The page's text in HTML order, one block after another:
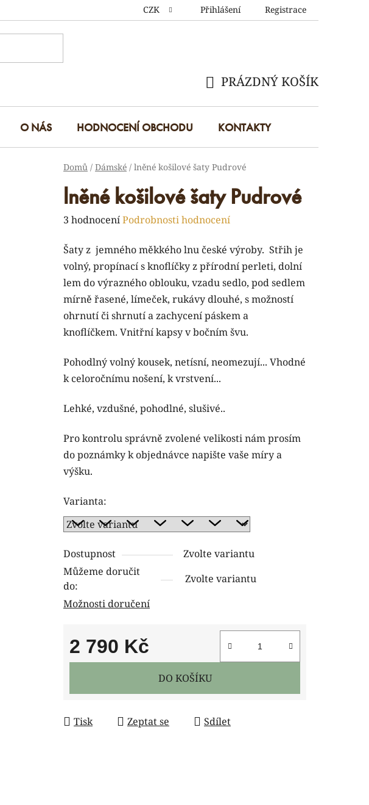
CZK Přihlášení Registrace
KOŠÍK
PRÁZDNÝ KOŠÍK
O NÁS HODNOCENÍ OBCHODU KONTAKTY
Domů / Dámské / lněné košilové šaty Pudrové
lněné košilové šaty Pudrové
Průměrné
produktu
je
5,0
z
5
hvězdiček.
3 hodnoceníPodrobnosti hodnocení
Šaty z jemného měkkého lnu české výroby. Střih je
volný, propínací s knoflíčky z přírodní perleti, dolní
lem do výrazného oblouku, vzadu sedlo, pod sedlem
mírně řasené, límeček, rukávy dlouhé, s možností
ohrnutí či shrnutí a zachycení páskem a
knoflíčkem. Vnitřní kapsy v bočním švu.
Pohodlný volný kousek, netísní, neomezují... Vhodné
k celoročnímu nošení, k vrstvení...
Lehké, vzdušné, pohodlné, slušivé..
Pro kontrolu správně zvolené velikosti nám prosím
do poznámky k objednávce napište vaše míry a
výšku.
Varianta:
Dostupnost
Zvolte variantu
Můžeme doručit
do:
Zvolte variantu
Možnosti doručení
2 790 Kč
Měrná cena:
DO KOŠÍKU
Tisk Zeptat se Sdílet